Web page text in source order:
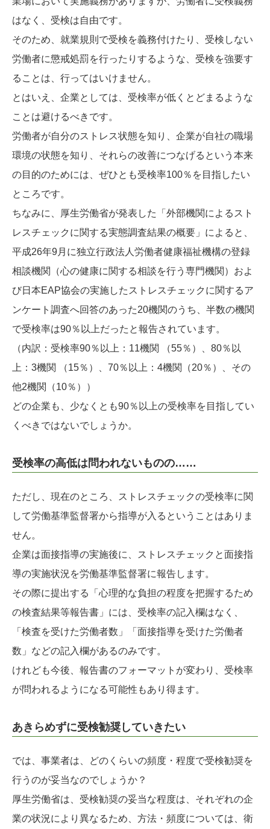
はなく、受検は自由です。
そのため、就業規則で受検を義務付けたり、受検しない
労働者に懲戒処罰を行ったりするような、受検を強要す
ることは、行ってはいけません。
とはいえ、企業としては、受検率が低くとどまるような
ことは避けるべきです。
労働者が自分のストレス状態を知り、企業が自社の職場
環境の状態を知り、それらの改善につなげるという本来
の目的のためには、ぜひとも受検率100％を目指したい
ところです。
ちなみに、厚生労働省が発表した「外部機関によるスト
レスチェックに関する実態調査結果の概要」によると、
平成26年9月に独立行政法人労働者健康福祉機構の登録
相談機関（心の健康に関する相談を行う専門機関）およ
び日本EAP協会の実施したストレスチェックに関するア
ンケート調査へ回答のあった20機関のうち、半数の機関
で受検率は90％以上だったと報告されています。
（内訳：受検率90％以上：11機関 （55％）、80％以
上：3機関 （15％）、70％以上：4機関（20％）、その
他2機関（10％））
どの企業も、少なくとも90％以上の受検率を目指してい
くべきではないでしょうか。
受検率の高低は問われないものの……
ただし、現在のところ、ストレスチェックの受検率に関
して労働基準監督署から指導が入るということはありま
せん。
企業は面接指導の実施後に、ストレスチェックと面接指
導の実施状況を労働基準監督署に報告します。
その際に提出する「心理的な負担の程度を把握するため
の検査結果等報告書」には、受検率の記入欄はなく、
「検査を受けた労働者数」「面接指導を受けた労働者
数」などの記入欄があるのみです。
けれども今後、報告書のフォーマットが変わり、受検率
が問われるようになる可能性もあり得ます。
あきらめずに受検勧奨していきたい
では、事業者は、どのくらいの頻度・程度で受検勧奨を
行うのが妥当なのでしょうか？
厚生労働省は、受検勧奨の妥当な程度は、それぞれの企
業の状況により異なるため、方法・頻度については、衛